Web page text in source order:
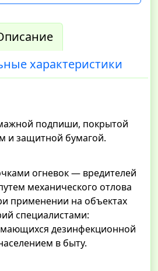
характеристики
подпиши, покрытой
и защитной бумагой.
огневок — вредителей
механического отлова
применении на объектах
специалистами:
дезинфекционной
в быту.